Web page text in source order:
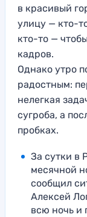
в красивый
улицу — кто-
кто-то —
кадров.
Однако утро
радостным:
нелегкая
сугроба, а
пробках.
За сутки в
месячной
сообщил
Алексей
всю ночь и